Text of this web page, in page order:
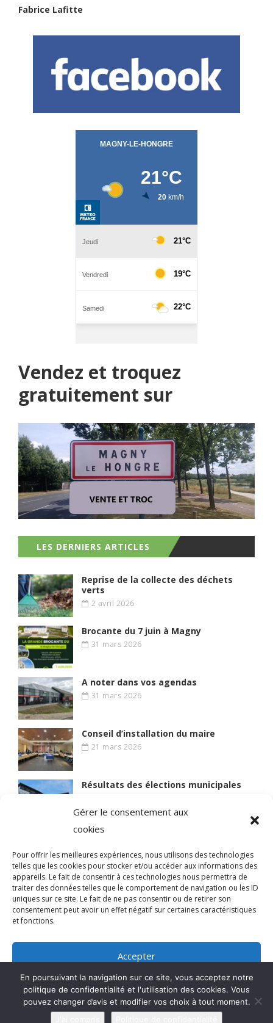
Gérer le consentement aux
cookies
Pour offrir les meilleures expériences, nous utilisons des technologies
telles que les cookies pour stocker et/ou accéder aux informations des
appareils. Le fait de consentir à ces technologies nous permettra de
traiter des données telles que le comportement de navigation ou les ID
uniques sur ce site. Le fait de ne pas consentir ou de retirer son
consentement peut avoir un effet négatif sur certaines caractéristiques
et fonctions.
Accepter
Refuser
Voir les préférences
Fabrice Lafitte
Vendez et troquez
gratuitement sur
LES DERNIERS ARTICLES
Reprise de la collecte des déchets
verts
2 avril 2026
Brocante du 7 juin à Magny
31 mars 2026
A noter dans vos agendas
31 mars 2026
Conseil d’installation du maire
21 mars 2026
Résultats des élections municipales
© 2021 BIEN VIVRE A MAGNY
Mentions légales
En poursuivant la navigation sur ce site, vous acceptez notre
politique de confidentialité et l'utilisation des cookies. Vous
pouvez changer d’avis et modifier vos choix à tout moment.